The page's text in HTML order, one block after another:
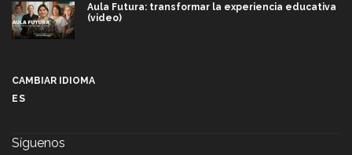
Aula Futura: transformar la experiencia educativa
(video)
CAMBIAR IDIOMA
ES
Síguenos